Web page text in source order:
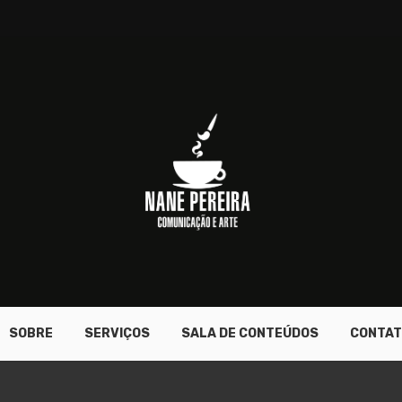
SOBRE SERVIÇOS SALA DE CONTEÚDOS